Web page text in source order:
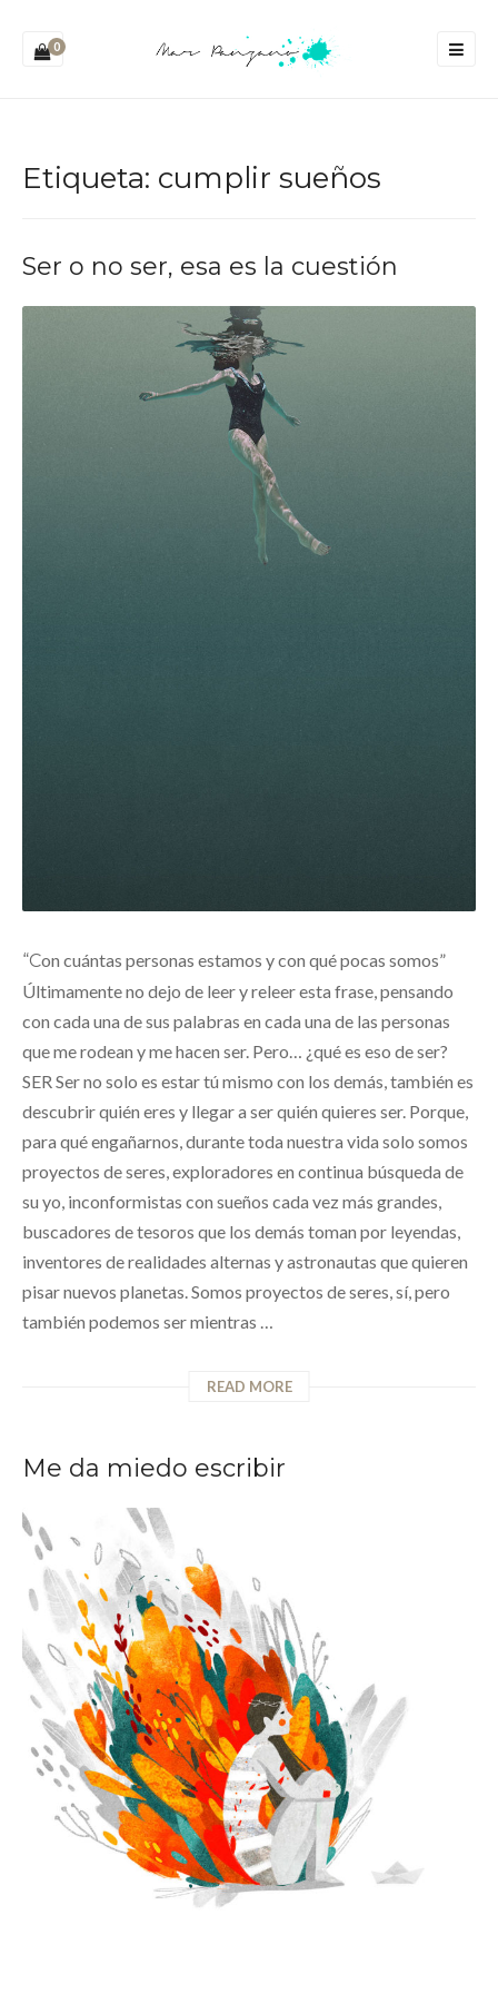
0
Etiqueta: cumplir sueños
Ser o no ser, esa es la cuestión
“Con cuántas personas estamos y con qué pocas somos”
Últimamente no dejo de leer y releer esta frase, pensando
con cada una de sus palabras en cada una de las personas
que me rodean y me hacen ser. Pero… ¿qué es eso de ser?
SER Ser no solo es estar tú mismo con los demás, también es
descubrir quién eres y llegar a ser quién quieres ser. Porque,
para qué engañarnos, durante toda nuestra vida solo somos
proyectos de seres, exploradores en continua búsqueda de
su yo, inconformistas con sueños cada vez más grandes,
buscadores de tesoros que los demás toman por leyendas,
inventores de realidades alternas y astronautas que quieren
pisar nuevos planetas. Somos proyectos de seres, sí, pero
también podemos ser mientras …
READ MORE
Me da miedo escribir